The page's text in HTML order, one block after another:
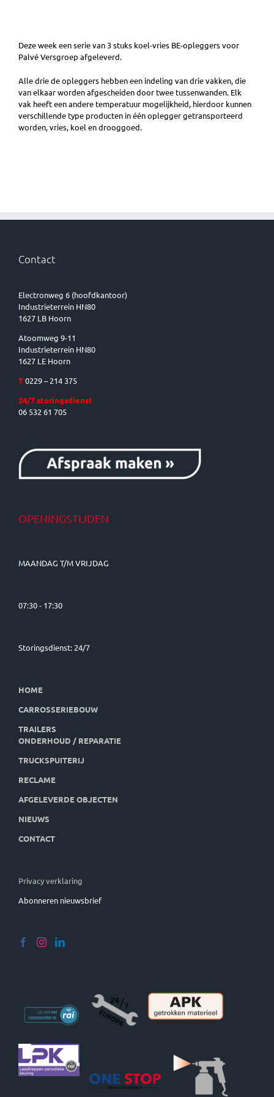
Deze week een serie van 3 stuks koel-vries BE-opleggers voor
Palvé Versgroep afgeleverd.
Alle drie de opleggers hebben een indeling van drie vakken, die
van elkaar worden afgescheiden door twee tussenwanden. Elk
vak heeft een andere temperatuur mogelijkheid, hierdoor kunnen
verschillende type producten in één oplegger getransporteerd
worden, vries, koel en drooggoed.
Contact
Electronweg 6 (hoofdkantoor)
Industrieterrein HN80
1627 LB Hoorn
Atoomweg 9-11
Industrieterrein HN80
1627 LE Hoorn
T0229 – 214 375
24/7 storingsdienst
06 532 61 705
OPENINGSTIJDEN
MAANDAG T/M VRIJDAG
07:30 - 17:30
Storingsdienst: 24/7
HOME
CARROSSERIEBOUW
TRAILERS
ONDERHOUD / REPARATIE
TRUCKSPUITERIJ
RECLAME
AFGELEVERDE OBJECTEN
NIEUWS
CONTACT
Privacy verklaring
Abonneren nieuwsbrief